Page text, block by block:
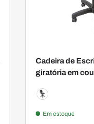
Cadeira de
giratória em
Em estoque